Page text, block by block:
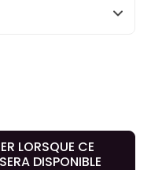
LORSQUE CE
DISPONIBLE